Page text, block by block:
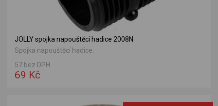
JOLLY spojka napouštěcí hadice 2008N
Spojka napouštěcí hadice.
57 bez DPH
69 Kč